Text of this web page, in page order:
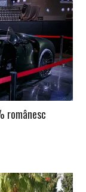
românesc